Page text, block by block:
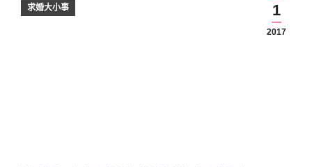
1
2017
求婚大小事